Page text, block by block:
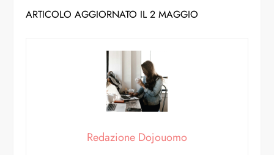
ARTICOLO AGGIORNATO IL 2 MAGGIO
Redazione Dojouomo